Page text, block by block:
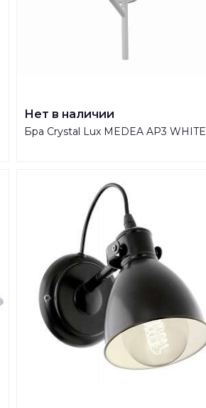
Нет в наличии
Бра Crystal Lux MEDEA AP3 WHITE